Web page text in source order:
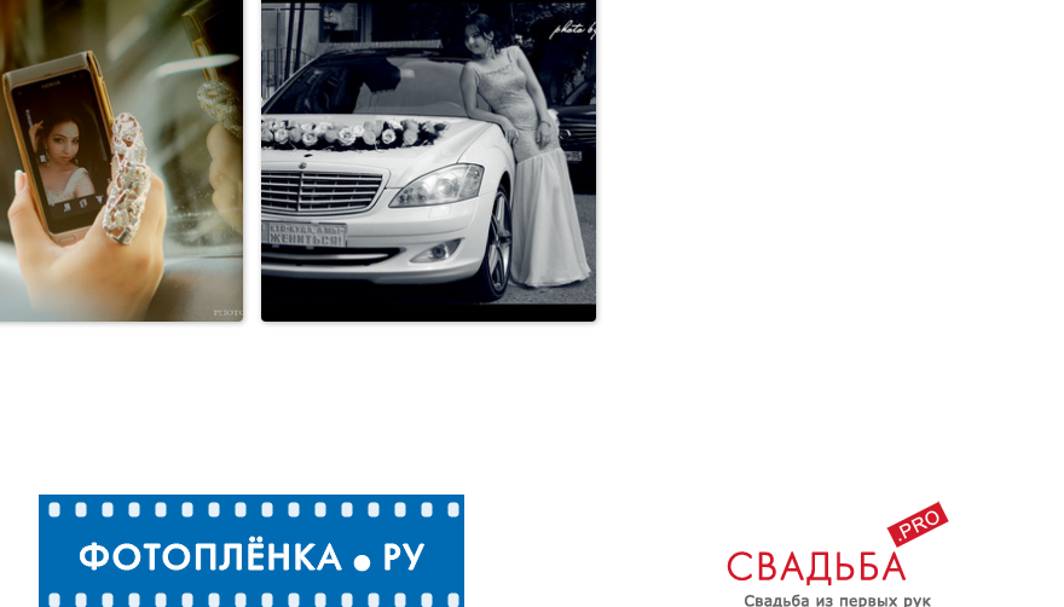
Свадьбы Свадьбы